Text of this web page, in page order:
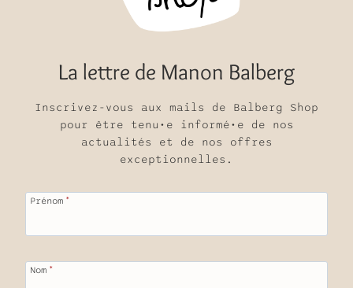
La lettre de Manon Balberg
Inscrivez-vous aux mails de Balberg Shop
pour être tenu•e informé•e de nos
actualités et de nos offres
exceptionnelles.
Prénom *
Nom *